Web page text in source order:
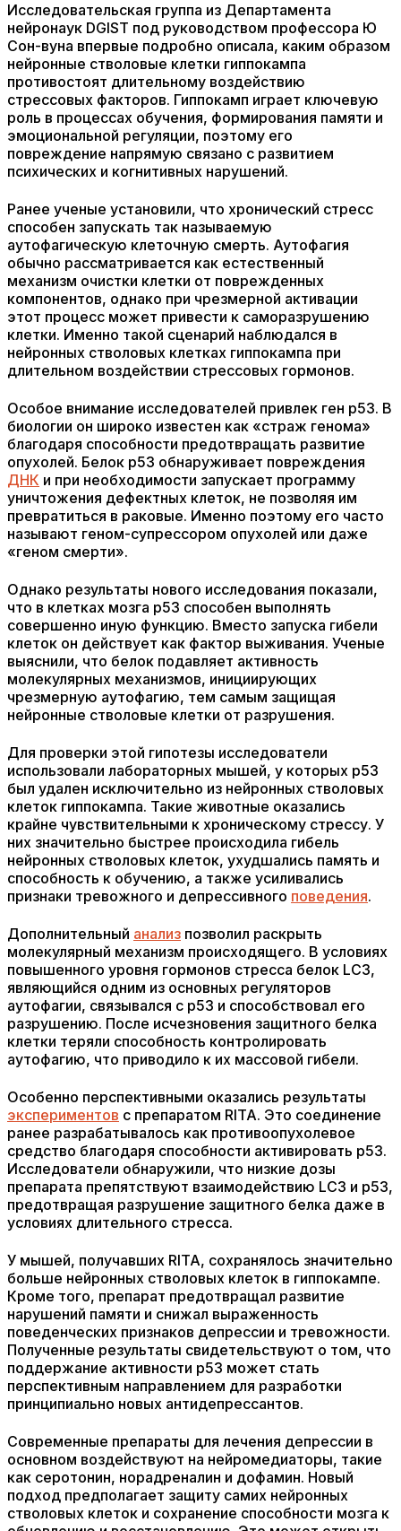
Исследовательская группа из Департамента
нейронаук DGIST под руководством профессора Ю
Сон-вуна впервые подробно описала, каким образом
нейронные стволовые клетки гиппокампа
противостоят длительному воздействию
стрессовых факторов. Гиппокамп играет ключевую
роль в процессах обучения, формирования памяти и
эмоциональной регуляции, поэтому его
повреждение напрямую связано с развитием
психических и когнитивных нарушений.
Ранее ученые установили, что хронический стресс
способен запускать так называемую
аутофагическую клеточную смерть. Аутофагия
обычно рассматривается как естественный
механизм очистки клетки от поврежденных
компонентов, однако при чрезмерной активации
этот процесс может привести к саморазрушению
клетки. Именно такой сценарий наблюдался в
нейронных стволовых клетках гиппокампа при
длительном воздействии стрессовых гормонов.
Особое внимание исследователей привлек ген p53. В
биологии он широко известен как «страж генома»
благодаря способности предотвращать развитие
опухолей. Белок p53 обнаруживает повреждения
ДНК и при необходимости запускает программу
уничтожения дефектных клеток, не позволяя им
превратиться в раковые. Именно поэтому его часто
называют геном-супрессором опухолей или даже
«геном смерти».
Однако результаты нового исследования показали,
что в клетках мозга p53 способен выполнять
совершенно иную функцию. Вместо запуска гибели
клеток он действует как фактор выживания. Ученые
выяснили, что белок подавляет активность
молекулярных механизмов, инициирующих
чрезмерную аутофагию, тем самым защищая
нейронные стволовые клетки от разрушения.
Для проверки этой гипотезы исследователи
использовали лабораторных мышей, у которых p53
был удален исключительно из нейронных стволовых
клеток гиппокампа. Такие животные оказались
крайне чувствительными к хроническому стрессу. У
них значительно быстрее происходила гибель
нейронных стволовых клеток, ухудшались память и
способность к обучению, а также усиливались
признаки тревожного и депрессивного поведения.
Дополнительный анализ позволил раскрыть
молекулярный механизм происходящего. В условиях
повышенного уровня гормонов стресса белок LC3,
являющийся одним из основных регуляторов
аутофагии, связывался с p53 и способствовал его
разрушению. После исчезновения защитного белка
клетки теряли способность контролировать
аутофагию, что приводило к их массовой гибели.
Особенно перспективными оказались результаты
экспериментов с препаратом RITA. Это соединение
ранее разрабатывалось как противоопухолевое
средство благодаря способности активировать p53.
Исследователи обнаружили, что низкие дозы
препарата препятствуют взаимодействию LC3 и p53,
предотвращая разрушение защитного белка даже в
условиях длительного стресса.
У мышей, получавших RITA, сохранялось значительно
больше нейронных стволовых клеток в гиппокампе.
Кроме того, препарат предотвращал развитие
нарушений памяти и снижал выраженность
поведенческих признаков депрессии и тревожности.
Полученные результаты свидетельствуют о том, что
поддержание активности p53 может стать
перспективным направлением для разработки
принципиально новых антидепрессантов.
Современные препараты для лечения депрессии в
основном воздействуют на нейромедиаторы, такие
как серотонин, норадреналин и дофамин. Новый
подход предполагает защиту самих нейронных
стволовых клеток и сохранение способности мозга к